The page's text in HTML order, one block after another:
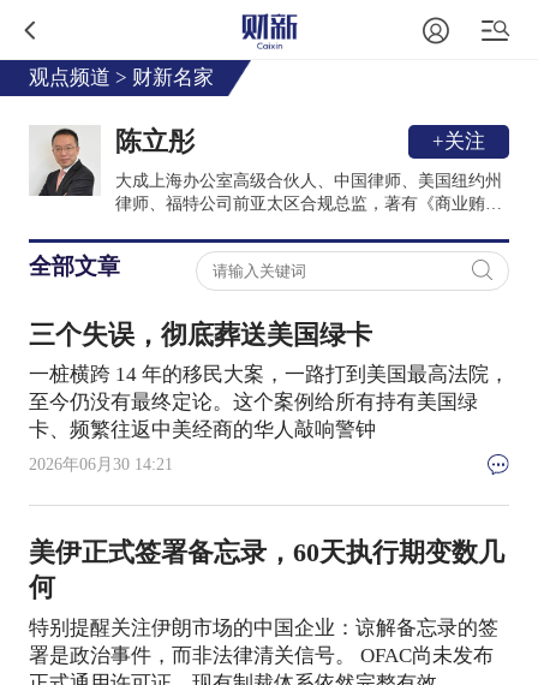
观点频道 > 财新名家
陈立彤 +关注
大成上海办公室高级合伙人、中国律师、美国纽约州
律师、福特公司前亚太区合规总监，著有《商业贿赂
控》;担任中兴康讯的独董及出口委员会委员;入选司
法部“全国千名涉外律师人才名单”；钱伯斯与The
Legal 500上榜律师。
全部文章
三个失误，彻底葬送美国绿卡
一桩横跨 14 年的移民大案，一路打到美国最高法院，
至今仍没有最终定论。这个案例给所有持有美国绿
卡、频繁往返中美经商的华人敲响警钟
2026年06月30 14:21
美伊正式签署备忘录，60天执行期变数几
何
特别提醒关注伊朗市场的中国企业：谅解备忘录的签
署是政治事件，而非法律清关信号。 OFAC尚未发布